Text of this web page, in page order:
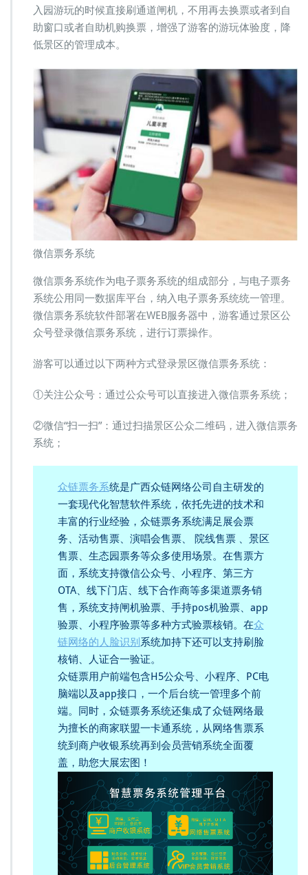
入园游玩的时候直接刷通道闸机，不用再去换票或者到自
助窗口或者自助机购换票，增强了游客的游玩体验度，降
低景区的管理成本。
微信票务系统
微信票务系统作为电子票务系统的组成部分，与电子票务
系统公用同一数据库平台，纳入电子票务系统统一管理。
微信票务系统软件部署在WEB服务器中，游客通过景区公
众号登录微信票务系统，进行订票操作。
游客可以通过以下两种方式登录景区微信票务系统：
①关注公众号：通过公众号可以直接进入微信票务系统；
②微信“扫一扫”：通过扫描景区公众二维码，进入微信票务
系统；
众链票务系统是广西众链网络公司自主研发的
一套现代化智慧软件系统，依托先进的技术和
丰富的行业经验，众链票务系统满足展会票
务、活动售票、演唱会售票、 院线售票 、景区
售票、生态园票务等众多使用场景。在售票方
面，系统支持微信公众号、小程序、第三方
OTA、线下门店、线下合作商等多渠道票务销
售，系统支持闸机验票、手持pos机验票、app
验票、小程序验票等多种方式验票核销。在众
链网络的人脸识别 系统加持下还可以支持刷脸
核销、人证合一验证。
众链票用户前端包含H5公众号、小程序、PC电
脑端以及app接口，一个后台统一管理多个前
端。同时，众链票务系统还集成了众链网络最
为擅长的商家联盟一卡通系统，从网络售票系
统到商户收银系统再到会员营销系统全面覆
盖，助您大展宏图！